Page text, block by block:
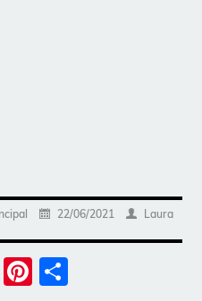
22/06/2021
Laura
Telegram
Pinterest